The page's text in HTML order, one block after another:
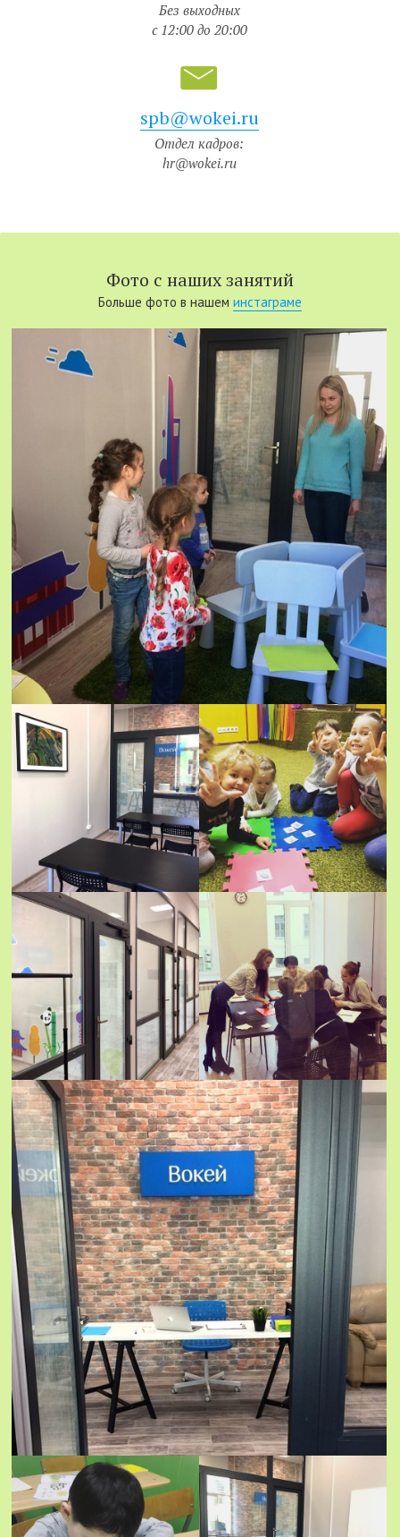
Без выходных
с 12:00 до 20:00
spb@wokei.ru
Отдел кадров:
hr@wokei.ru
Фото с наших занятий
Больше фото в нашем инстаграме